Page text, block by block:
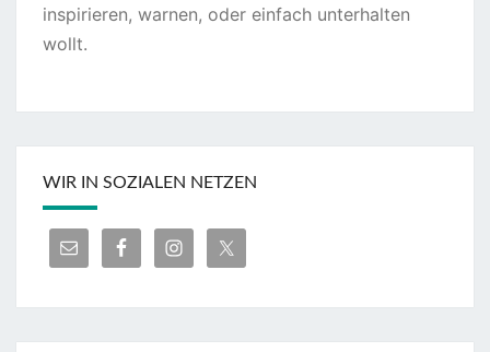
inspirieren, warnen, oder einfach unterhalten
wollt.
WIR IN SOZIALEN NETZEN